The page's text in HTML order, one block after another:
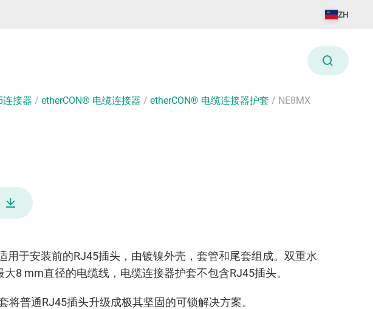
ZH
连接器 / etherCON® 电缆连接器 / etherCON® 电缆连接器护套 / NE8MX
用于安装前的RJ45插头，由镀镍外壳，套管和尾套组成。双重水
8 mm直径的电缆线，电缆连接器护套不包含RJ45插头。
将普通RJ45插头升级成极其坚固的可锁解决方案。